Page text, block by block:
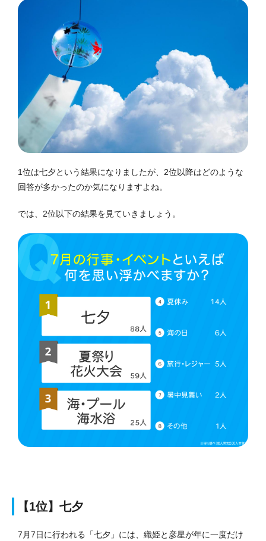
1位は七夕という結果になりましたが、2位以降はどのような
回答が多かったのか気になりますよね。
では、2位以下の結果を見ていきましょう。
【1位】七夕
7月7日に行われる「七夕」には、織姫と彦星が年に一度だけ